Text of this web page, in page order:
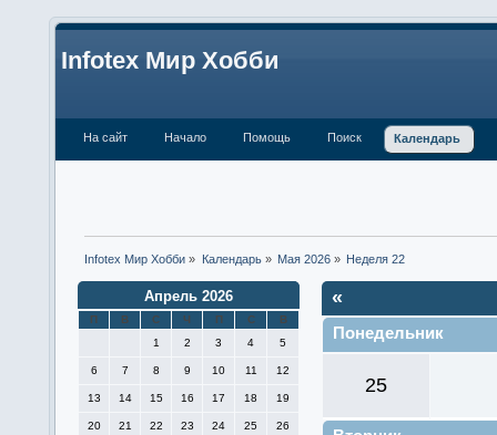
Infotex Мир Хобби
На сайт Начало Помощь Поиск Календарь
Infotex Мир Хобби » Календарь» Мая 2026» Неделя 22
Апрель 2026
П В С Ч П С
В
1
2 3 4 5
6 7 8 9 10 11 12
13 14 15 16 17 18 19
20 21 22 23 24 25 26
«
Понедельник
25